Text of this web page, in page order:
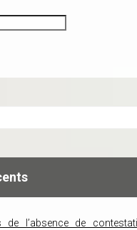
de l’absence de